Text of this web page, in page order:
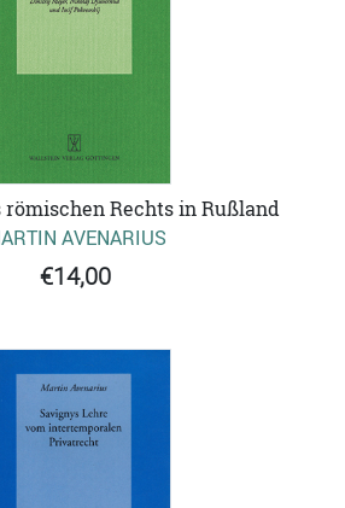
römischen Rechts in Rußland
AVENARIUS
€14,00